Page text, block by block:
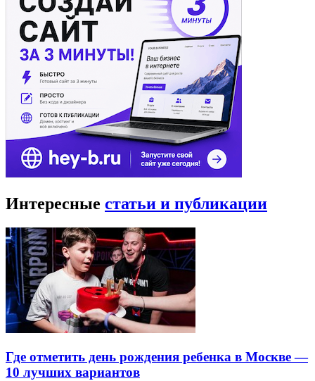
Интересные статьи и публикации
Где отметить день рождения ребенка в Москве —
10 лучших вариантов